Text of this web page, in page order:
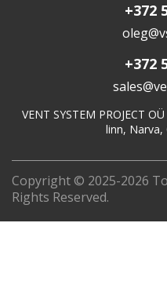
+372
+372
VENT SYSTEM PROJECT
linn, Narva,
Copyright © 2025-2026
Rights Reserved.